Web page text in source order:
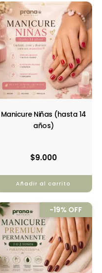
Manicure Niñas (hasta 14
años)
$9.000
Añadir al carrito
-19% OFF
precio
original
era:
$27.000.
El
precio
actual
es: